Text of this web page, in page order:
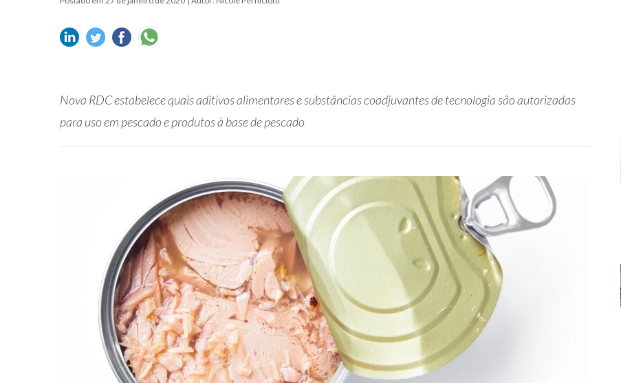
Nova RDC estabelece quais aditivos alimentares e substâncias coadjuvantes de tecnologia são autorizadas
para uso em pescado e produtos à base de pescado